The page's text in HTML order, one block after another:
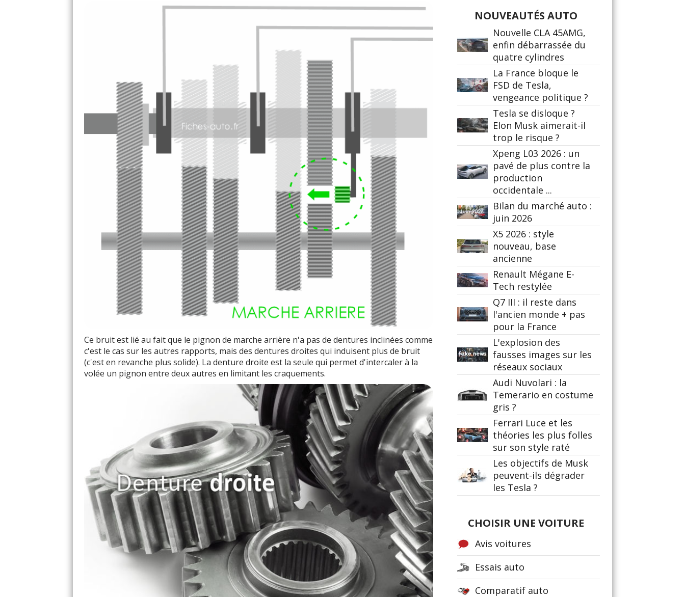
Ce bruit est lié au fait que le pignon de marche arrière n'a pas de dentures inclinées comme
c'est le cas sur les autres rapports, mais des dentures droites qui induisent plus de bruit
(c'est en revanche plus solide). La denture droite est la seule qui permet d'intercaler à la
volée un pignon entre deux autres en limitant les craquements.
NOUVEAUTÉS AUTO
Nouvelle CLA 45AMG,
enfin débarrassée du
quatre cylindres
La France bloque le
FSD de Tesla,
vengeance politique ?
Tesla se disloque ?
Elon Musk aimerait-il
trop le risque ?
Xpeng L03 2026 : un
pavé de plus contre la
production
occidentale ...
Bilan du marché auto :
juin 2026
X5 2026 : style
nouveau, base
ancienne
Renault Mégane E-
Tech restylée
Q7 III : il reste dans
l'ancien monde + pas
pour la France
L'explosion des
fausses images sur les
réseaux sociaux
Audi Nuvolari : la
Temerario en costume
gris ?
Ferrari Luce et les
théories les plus folles
sur son style raté
Les objectifs de Musk
peuvent-ils dégrader
les Tesla ?
CHOISIR UNE VOITURE
Avis voitures
Essais auto
Comparatif auto